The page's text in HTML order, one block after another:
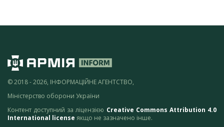
© 2018 - 2026, ІНФОРМАЦІЙНЕ АГЕНТСТВО,
Міністерство оборони України
Контент доступний за ліцензією Creative Commons Attribution 4.0
International license якщо не зазначено інше.